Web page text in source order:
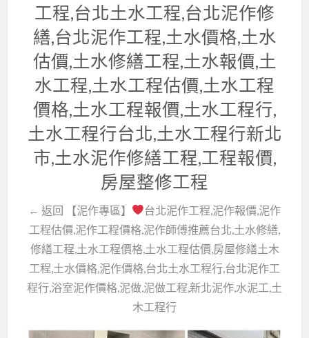
工程,台北土水工程,台北泥作修
繕,台北泥作工程,土水價格,土水
估價,土水修繕工程,土水報價,土
水工程,土水工程估價,土水工程
價格,土水工程報價,土水工程行,
土水工程行台北,土水工程行新北
市,土水泥作修繕工程,工程報價,
房屋整修工程
← 返回 【泥作專區】
台北泥作工程,泥作報價,泥作
工程估價,泥作工程價格,泥作師傅推薦台北,土水修繕,
修繕工程,土水工程價格,土水工程估價,房屋修繕土木
工程,土水價格,泥作價格,台北土水工程行,台北泥作工
程行,浴室泥作價格,泥做,泥做工程,新北泥作,水泥工,土
木工程行